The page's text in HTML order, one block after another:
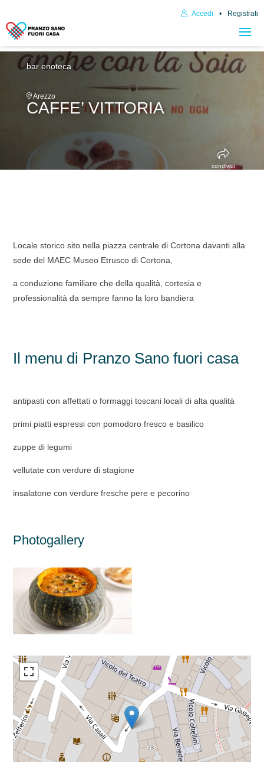
Accedi Registrati
bar enoteca
Arezzo
CAFFE’ VITTORIA
condividi
Locale storico sito nella piazza centrale di Cortona davanti alla
sede del MAEC Museo Etrusco di Cortona,
a conduzione familiare che della qualità, cortesia e
professionalità da sempre fanno la loro bandiera
Il menu di Pranzo Sano fuori casa
antipasti con affettati o formaggi toscani locali di alta qualità
primi piatti espressi con pomodoro fresco e basilico
zuppe di legumi
vellutate con verdure di stagione
insalatone con verdure fresche pere e pecorino
Photogallery